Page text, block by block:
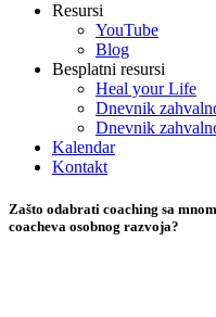
Resursi
YouTube
Blog
Besplatni resursi
Heal your Life
Dnevnik
Dnevnik
Kalendar
Kontakt
Zašto odabrati coaching sa
coacheva osobnog razvoja?